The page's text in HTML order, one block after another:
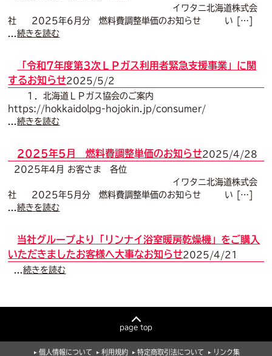
イワタニ北海道株式会
社 2025年6月分 燃料費調整単価のお知らせ い […]
...続きを読む
「令和7年度第3次ＬＰガス利用者緊急支援事業」に関
するお知らせ2025/5/2
１．北海道ＬＰガス協会のご案内
https://hokkaidolpg-hojokin.jp/consumer/
...続きを読む
2025年5月 燃料費調整単価のお知らせ2025/4/28
2025年4月 お客さま 各位
イワタニ北海道株式会
社 2025年5月分 燃料費調整単価のお知らせ い […]
...続きを読む
当社グループより「リンナイ浴室暖房乾燥機」をご購入
いただきましたお客様へ大事なお知らせ2025/4/21
...続きを読む
page top
個人情報について 利用規約 特定商取引法について リンク集